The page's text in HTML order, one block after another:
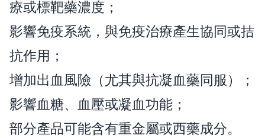
療或標靶藥濃度；
影響免疫系統，與免疫治療產生協同或拮
抗作用；
增加出血風險（尤其與抗凝血藥同服）；
影響血糖、血壓或凝血功能；
部分產品可能含有重金屬或西藥成分。